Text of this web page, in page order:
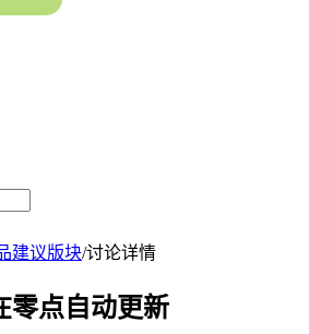
建议版块/讨论详情
零点自动更新